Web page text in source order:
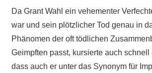
Da Grant Wahl ein vehementer
war und sein plötzlicher Tod genau in
Phänomen der oft tödlichen
Geimpften passt, kursierte auch schnell
dass auch er unter das Synonym für